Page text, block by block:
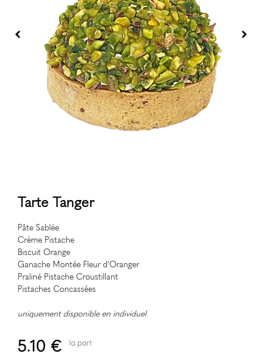
Tarte Tanger
Pâte Sablée
Crème Pistache
Biscuit Orange
Ganache Montée Fleur d'Oranger
Praliné Pistache Croustillant
Pistaches Concassées
uniquement disponible en individuel
5.10 € la part